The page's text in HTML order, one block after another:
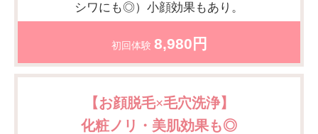
シワにも◎）小顔効果もあり。
初回体験 8,980円
【お顔脱毛×毛穴洗浄】
化粧ノリ・美肌効果も◎